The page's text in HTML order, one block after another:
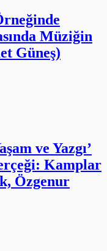
Müziğin
Güneş)
ve Yazgı’
Kamplar
Özgenur